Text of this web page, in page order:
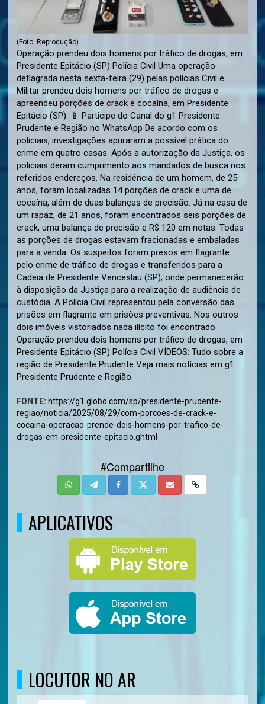
(Foto: Reprodução)
Operação prendeu dois homens por tráfico de drogas, em
Presidente Epitácio (SP) Polícia Civil Uma operação
deflagrada nesta sexta-feira (29) pelas polícias Civil e
Militar prendeu dois homens por tráfico de drogas e
apreendeu porções de crack e cocaína, em Presidente
Epitácio (SP). 📱 Participe do Canal do g1 Presidente
Prudente e Região no WhatsApp De acordo com os
policiais, investigações apuraram a possível prática do
crime em quatro casas. Após a autorização da Justiça, os
policiais deram cumprimento aos mandados de busca nos
referidos endereços. Na residência de um homem, de 25
anos, foram localizadas 14 porções de crack e uma de
cocaína, além de duas balanças de precisão. Já na casa de
um rapaz, de 21 anos, foram encontrados seis porções de
crack, uma balança de precisão e R$ 120 em notas. Todas
as porções de drogas estavam fracionadas e embaladas
para a venda. Os suspeitos foram presos em flagrante
pelo crime de tráfico de drogas e transferidos para a
Cadeia de Presidente Venceslau (SP), onde permanecerão
à disposição da Justiça para a realização de audiência de
custódia. A Polícia Civil representou pela conversão das
prisões em flagrante em prisões preventivas. Nos outros
dois imóveis vistoriados nada ilícito foi encontrado.
Operação prendeu dois homens por tráfico de drogas, em
Presidente Epitácio (SP) Polícia Civil VÍDEOS: Tudo sobre a
região de Presidente Prudente Veja mais notícias em g1
Presidente Prudente e Região.
FONTE: https://g1.globo.com/sp/presidente-prudente-
regiao/noticia/2025/08/29/com-porcoes-de-crack-e-
cocaina-operacao-prende-dois-homens-por-trafico-de-
drogas-em-presidente-epitacio.ghtml
#Compartilhe
APLICATIVOS
LOCUTOR NO AR